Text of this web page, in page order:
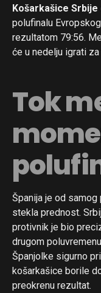
Košarkašice Srbije
polufinalu
rezultatom 79:56.
će u nedelju igrati
Tok
Španija je od
stekla prednost.
protivnik je bio
drugom
Španjolke sigurno
košarkašice borile
preokrenu rezultat.